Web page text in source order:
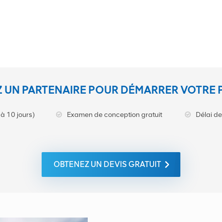
PARTENAIRE POUR DÉMARRER
10 jours) Examen de conception gratuit Délai
OBTENEZ UN DEVIS GRATUIT